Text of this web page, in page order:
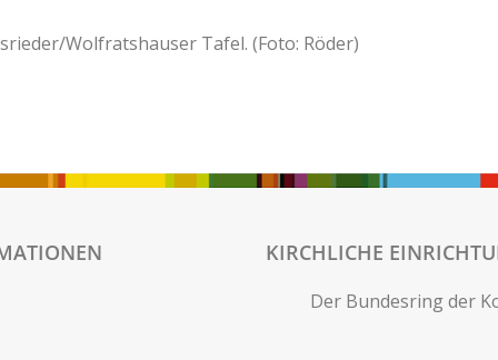
Wolfratshauser Tafel. (Foto: Röder)
KIRCHLICHE
Der Bundesring der